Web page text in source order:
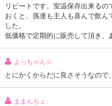
リピートです。室温保存出来る
おくと、孫達も主人も喜んで飲ん
した。
低価格で定期的に販売して頂き、
よっちゃん☆
とにかくからだに良さそうなの
ままんちょ